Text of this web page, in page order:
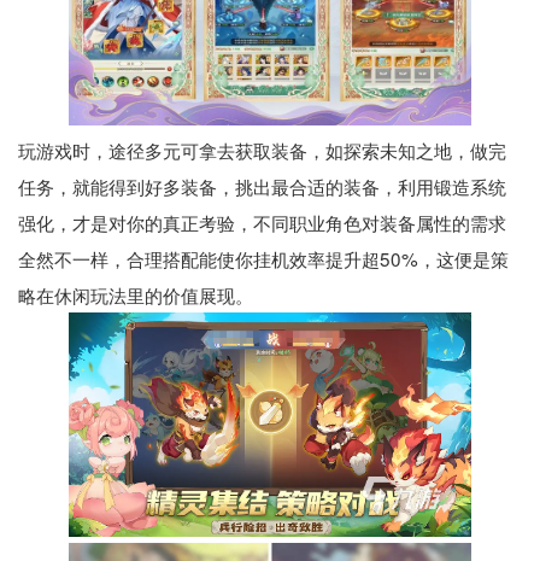
玩游戏时，途径多元可拿去获取装备，如探索未知之地，做完
任务，就能得到好多装备，挑出最合适的装备，利用锻造系统
强化，才是对你的真正考验，不同职业角色对装备属性的需求
全然不一样，合理搭配能使你挂机效率提升超50%，这便是策
略在休闲玩法里的价值展现。